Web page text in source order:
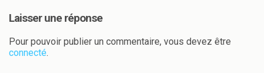
Laisser une réponse
Pour pouvoir publier un commentaire, vous devez être
connecté.